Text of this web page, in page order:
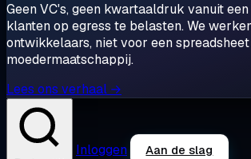
Geen VC's, geen kwartaaldruk vanuit
klanten op egress te belasten. We
ontwikkelaars, niet voor een
moedermaatschappij.
Lees ons verhaal →
Inloggen Aan de slag